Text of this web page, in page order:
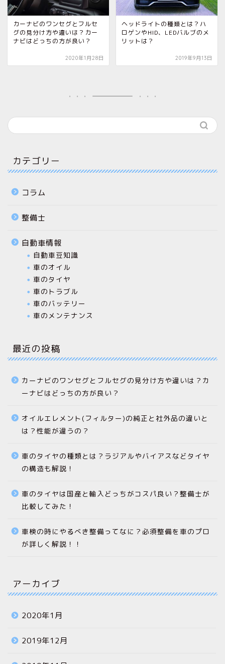
カーナビのワンセグとフルセ
グの見分け方や違いは？カー
ナビはどっちの方が良い？
2020年1月28日
ヘッドライトの種類とは？ハ
ロゲンやHID、LEDバルブのメ
リットは？
2019年9月13日
カテゴリー
コラム
整備士
自動車情報
自動車豆知識
車のオイル
車のタイヤ
車のトラブル
車のバッテリー
車のメンテナンス
最近の投稿
カーナビのワンセグとフルセグの見分け方や違いは？カ
ーナビはどっちの方が良い？
オイルエレメント(フィルター)の純正と社外品の違いと
は？性能が違うの？
車のタイヤの種類とは？ラジアルやバイアスなどタイヤ
の構造も解説！
車のタイヤは国産と輸入どっちがコスパ良い？整備士が
比較してみた！
車検の時にやるべき整備ってなに？必須整備を車のプロ
が詳しく解説！！
アーカイブ
2020年1月
2019年12月